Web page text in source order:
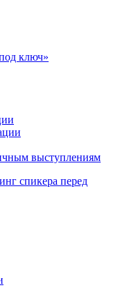
ключ»
спикера перед